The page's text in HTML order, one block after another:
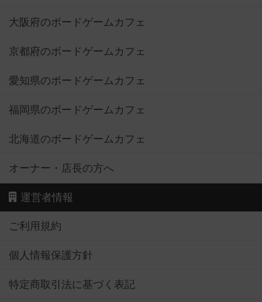
大阪府のボードゲームカフェ
京都府のボードゲームカフェ
愛知県のボードゲームカフェ
福岡県のボードゲームカフェ
北海道のボードゲームカフェ
オーナー・店長の方へ
運営者情報
ご利用規約
個人情報保護方針
特定商取引法に基づく表記